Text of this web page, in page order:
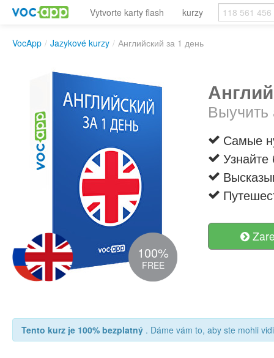
Vytvorte karty flash kurzy
VocApp / Jazykové kurzy / Английский за 1 день
100%
FREE
Выучить
Самые
Tento kurz je 100% bezplatný . Dáme vám to, aby ste mohli